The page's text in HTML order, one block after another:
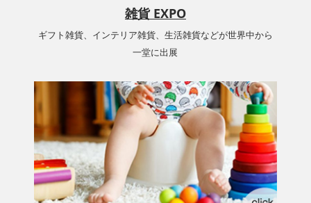
雑貨 EXPO
ギフト雑貨、インテリア雑貨、生活雑貨などが世界中から
一堂に出展